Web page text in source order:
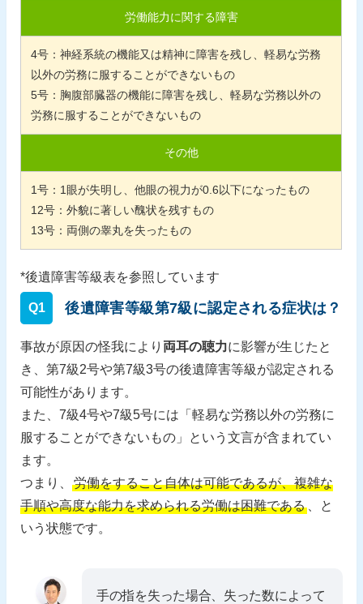
労働能力に関する障害
4号：神経系統の機能又は精神に障害を残し、軽易な労務
以外の労務に服することができないもの
5号：胸腹部臓器の機能に障害を残し、軽易な労務以外の
労務に服することができないもの
その他
1号： 1 眼が失明し、他眼の視力が0.6以下になったもの
12号：外貌に著しい醜状を残すもの
13号：両側の睾丸を失ったもの
*後遺障害等級表を参照しています
Q1 後遺障害等級第7級に認定される症状は？
事故が原因の怪我により 両耳の聴力に影響が生じたと
き、第7級2号や第7級3号の後遺障害等級が認定される
可能性があります。
また、7級4号や7級5号には「軽易な労務以外の労務に
服することができないもの」という文言が含まれてい
ます。
つまり、労働をすること自体は可能であるが、複雑な
手順や高度な能力を求められる労働は困難である
、と
いう状態です。
手の指を失った場合、失った数によって